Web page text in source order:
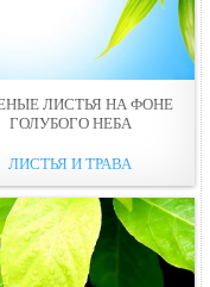
ЛИСТЬЯ НА ФОНЕ
ГОЛУБОГО НЕБА
ЛИСТЬЯ И ТРАВА